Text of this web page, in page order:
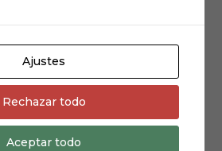
50
CAPELINA «KAPERIN»
39,00€
Ajustes
Rechazar todo
Aceptar todo